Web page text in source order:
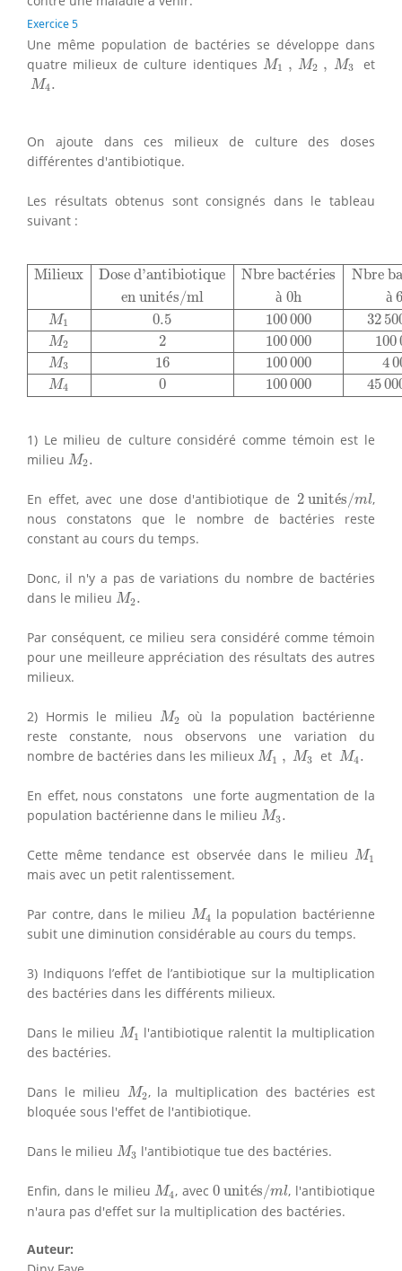
Exercice 5
Une même population de bactéries se développe dans
quatre milieux de culture identiques M1 , M2 , M3
M1 M2, M 3 et
M4.
M4
On ajoute dans ces milieux de culture des doses
différentes d'antibiotique.
Les résultats obtenus sont consignés dans le tableau
suivant :
Milieux Dose d'antibiotique Nbre bactéries
Nbre
en unités/ml à 0h à
M1 0.5 100000 32
M2 2 100000 100
M3 16 100000 4
M4 0 100000 45
MilieuxDose d'antibiotiqueNbre bactériesNbre
1) Le milieu de culture considéré comme témoin est le
milieu M2.
M2
En effet, avec une dose d'antibiotique de 2 unités/ml
2 unités/ ml,
nous constatons que le nombre de bactéries reste
constant au cours du temps.
Donc, il n'y a pas de variations du nombre de bactéries
dans le milieu M2.
M2
Par conséquent, ce milieu sera considéré comme témoin
pour une meilleure appréciation des résultats des autres
milieux.
2) Hormis le milieuM2
M2
où la population bactérienne
reste constante, nous observons une variation du
nombre de bactéries dans les milieux M1 , M3
M1 M3 et M4.
M4
En effet, nous constatons une forte augmentation de la
population bactérienne dans le milieu M3.
M3
Cette même tendance est observée dans le milieuM1
M1
mais avec un petit ralentissement.
Par contre, dans le milieu M4
M4 la population bactérienne
subit une diminution considérable au cours du temps.
3) Indiquons l’effet de l’antibiotique sur la multiplication
des bactéries dans les différents milieux.
Dans le milieu M1
M1 l'antibiotique ralentit la multiplication
des bactéries.
Dans le milieu M2
M2 , la multiplication des bactéries est
bloquée sous l'effet de l'antibiotique.
Dans le milieu M3
M3 l'antibiotique tue des bactéries.
Enfin, dans le milieuM4
M4 , avec0 unités/ml
0 unités/ m, l'antibiotique
n'aura pas d'effet sur la multiplication des bactéries.
Auteur: